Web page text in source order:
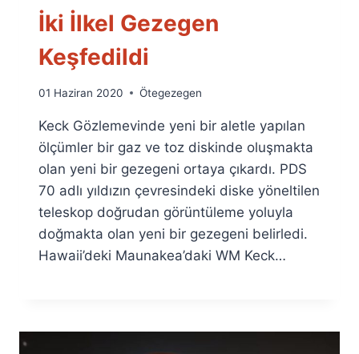
İki İlkel Gezegen
Keşfedildi
By
Fuat
Özyar
01 Haziran 2020 Ötegezegen
Keck Gözlemevinde yeni bir aletle yapılan
ölçümler bir gaz ve toz diskinde oluşmakta
olan yeni bir gezegeni ortaya çıkardı. PDS
70 adlı yıldızın çevresindeki diske yöneltilen
teleskop doğrudan görüntüleme yoluyla
doğmakta olan yeni bir gezegeni belirledi.
Hawaii’deki Maunakea’daki WM Keck…